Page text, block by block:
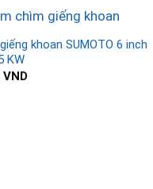
khoan SUMOTO 6 inch
KW
VND